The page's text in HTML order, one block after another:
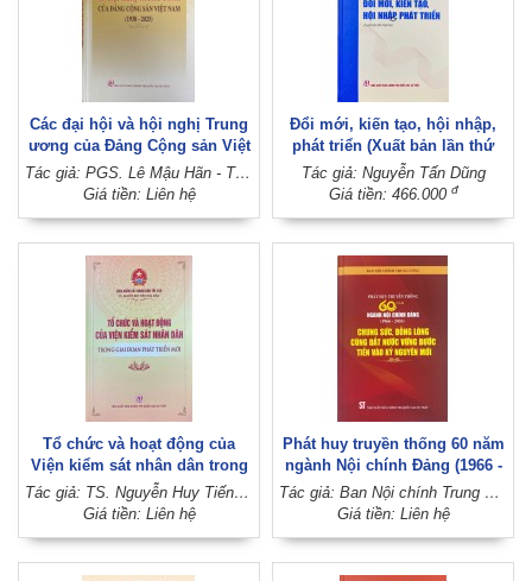
Các đại hội và hội nghị Trung
ương của Đảng Cộng sản Việt
Nam (1930 - 2025)
Tác giả: PGS. Lê Mậu Hãn - TS. Võ Văn Bé
Giá tiền: Liên hệ
Đổi mới, kiến tạo, hội nhập,
phát triển (Xuất bản lần thứ
hai)
Tác giả: Nguyễn Tấn Dũng
Giá tiền: 466.000 đ
Tổ chức và hoạt động của
Viện kiểm sát nhân dân trong
giai đoạn phát triển mới Tác giả: TS. Nguyễn Huy Tiến (Chủ biên) (Viện Kiểm sát nhân dân tối cao)
Giá tiền: Liên hệ
Phát huy truyền thống 60 năm
ngành Nội chính Đảng (1966 -
2026), chung sức, đồng lòng
cùng đất nước vững bước tiến
Tác giả: Ban Nội chính Trung ương
Giá tiền: Liên hệ